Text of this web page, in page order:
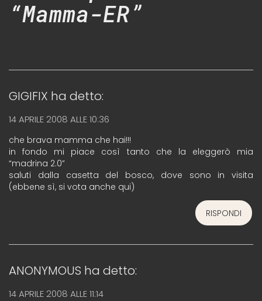
“Mamma-ER”
GIGIFIX ha detto:
14 APRILE 2008 ALLE 10:36
che brava mamma che hai!!!
in fondo mi piace così tanto che la eleggerò mia
“madrina 2.0”
saluti dalla casetta del bosco, dove sono in visita
(ebbene sì, si vota anche qui)
RISPONDI
ANONYMOUS ha detto:
14 APRILE 2008 ALLE 11:14